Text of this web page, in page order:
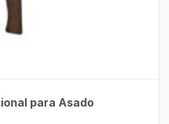
para Asado